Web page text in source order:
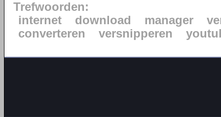
Trefwoorden:
internet
download manager
converteren
versnipperen